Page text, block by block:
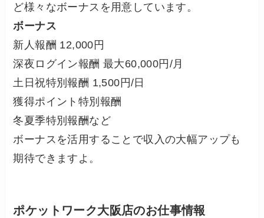
ど様々なボーナスを用意しています。
ボーナス
新人報酬 12,000円
深夜ログイン報酬 最大60,000円/月
土日祝特別報酬 1,500円/日
獲得ポイント特別報酬
冬夏季特別報酬など
ボーナスを活用することで収入の大幅アップも
期待できますよ。
ポケットワーク大阪店のお仕事情報